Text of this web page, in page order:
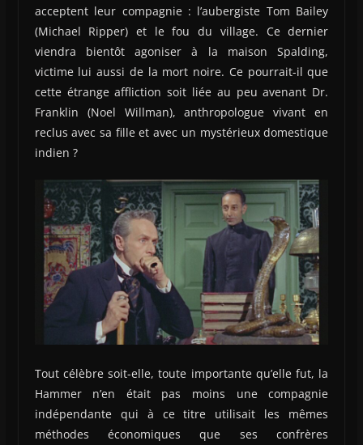
acceptent leur compagnie : l’aubergiste Tom Bailey
(Michael Ripper) et le fou du village. Ce dernier
viendra bientôt agoniser à la maison Spalding,
victime lui aussi de la mort noire. Ce pourrait-il que
cette étrange affliction soit liée au peu avenant Dr.
Franklin (Noel Willman), anthropologue vivant en
reclus avec sa fille et avec un mystérieux domestique
indien ?
Tout célèbre soit-elle, toute importante qu’elle fut, la
Hammer n’en était pas moins une compagnie
indépendante qui à ce titre utilisait les mêmes
méthodes économiques que ses confrères